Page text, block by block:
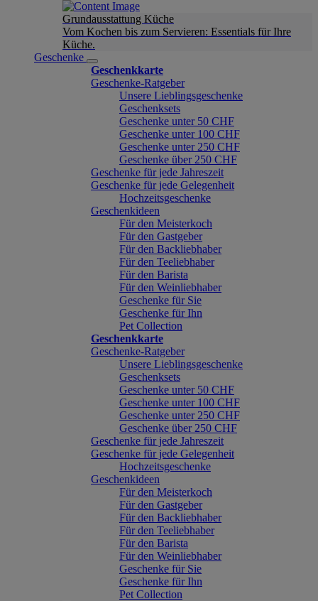
Grundausstattung Küche
Vom Kochen bis zum Servieren: Essentials für Ihre
Küche.
Geschenke
Geschenkkarte
Geschenke-Ratgeber
Unsere Lieblingsgeschenke
Geschenksets
Geschenke unter 50 CHF
Geschenke unter 100 CHF
Geschenke unter 250 CHF
Geschenke über 250 CHF
Geschenke für jede Jahreszeit
Geschenke für jede Gelegenheit
Hochzeitsgeschenke
Geschenkideen
Für den Meisterkoch
Für den Gastgeber
Für den Backliebhaber
Für den Teeliebhaber
Für den Barista
Für den Weinliebhaber
Geschenke für Sie
Geschenke für Ihn
Pet Collection
Geschenkkarte
Geschenke-Ratgeber
Unsere Lieblingsgeschenke
Geschenksets
Geschenke unter 50 CHF
Geschenke unter 100 CHF
Geschenke unter 250 CHF
Geschenke über 250 CHF
Geschenke für jede Jahreszeit
Geschenke für jede Gelegenheit
Hochzeitsgeschenke
Geschenkideen
Für den Meisterkoch
Für den Gastgeber
Für den Backliebhaber
Für den Teeliebhaber
Für den Barista
Für den Weinliebhaber
Geschenke für Sie
Geschenke für Ihn
Pet Collection